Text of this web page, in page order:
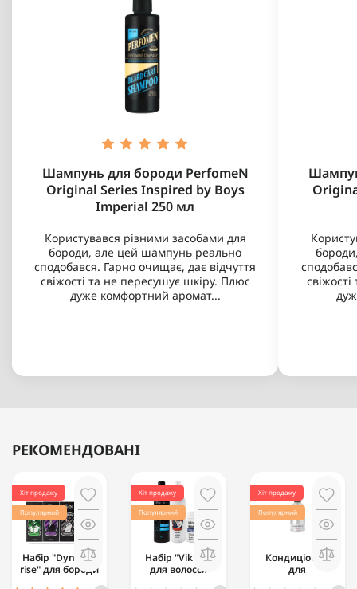
Шампунь для бороди PerfomeN
Original Series Inspired by Boys
Imperial 250 мл
Користувався різними засобами для
бороди, але цей шампунь реально
сподобався. Гарно очищає, дає відчуття
свіжості та не пересушує шкіру. Плюс
дуже комфортний аромат...
РЕКОМЕНДОВАНІ
Хіт продажу
Популярний
Набір "Dynamic
rise" для бороди
Хіт продажу
Популярний
Набір "Viking"
для волосся
Хіт продажу
Популярний
Кондиціонер
для